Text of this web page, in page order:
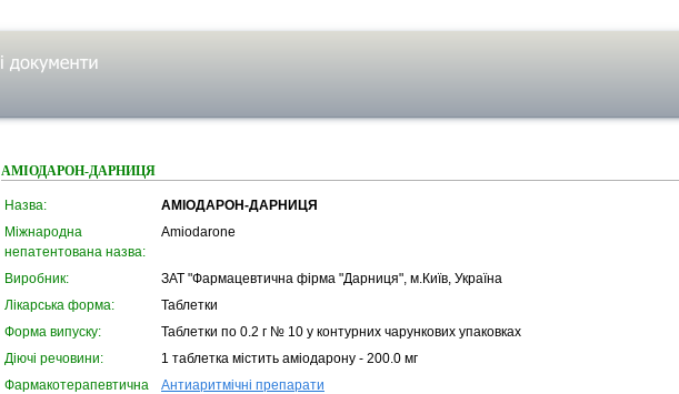
АМІОДАРОН-ДАРНИЦЯ
Назва:
АМІОДАРОН-ДАРНИЦЯ
Міжнародна
непатентована назва:
Amiodarone
Виробник:
ЗАТ "Фармацевтична фірма "Дарниця", м.Київ, Україна
Лікарська форма:
Таблетки
Форма випуску:
Таблетки по 0.2 г № 10 у контурних чарункових упаковках
Діючі речовини:
1 таблетка містить аміодарону - 200.0 мг
Фармакотерапевтична
Антиаритмічні препарати